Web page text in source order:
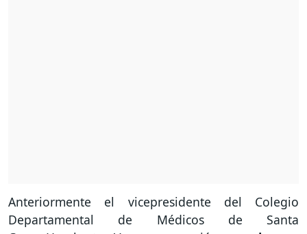
Anteriormente el vicepresidente del Colegio
Departamental de Médicos de Santa